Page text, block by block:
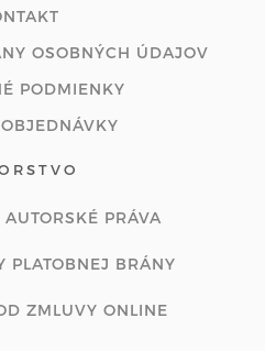
OSOBNÝCH ÚDAJOV
PODMIENKY
PRÁVA
PLATOBNEJ BRÁNY
ZMLUVY ONLINE